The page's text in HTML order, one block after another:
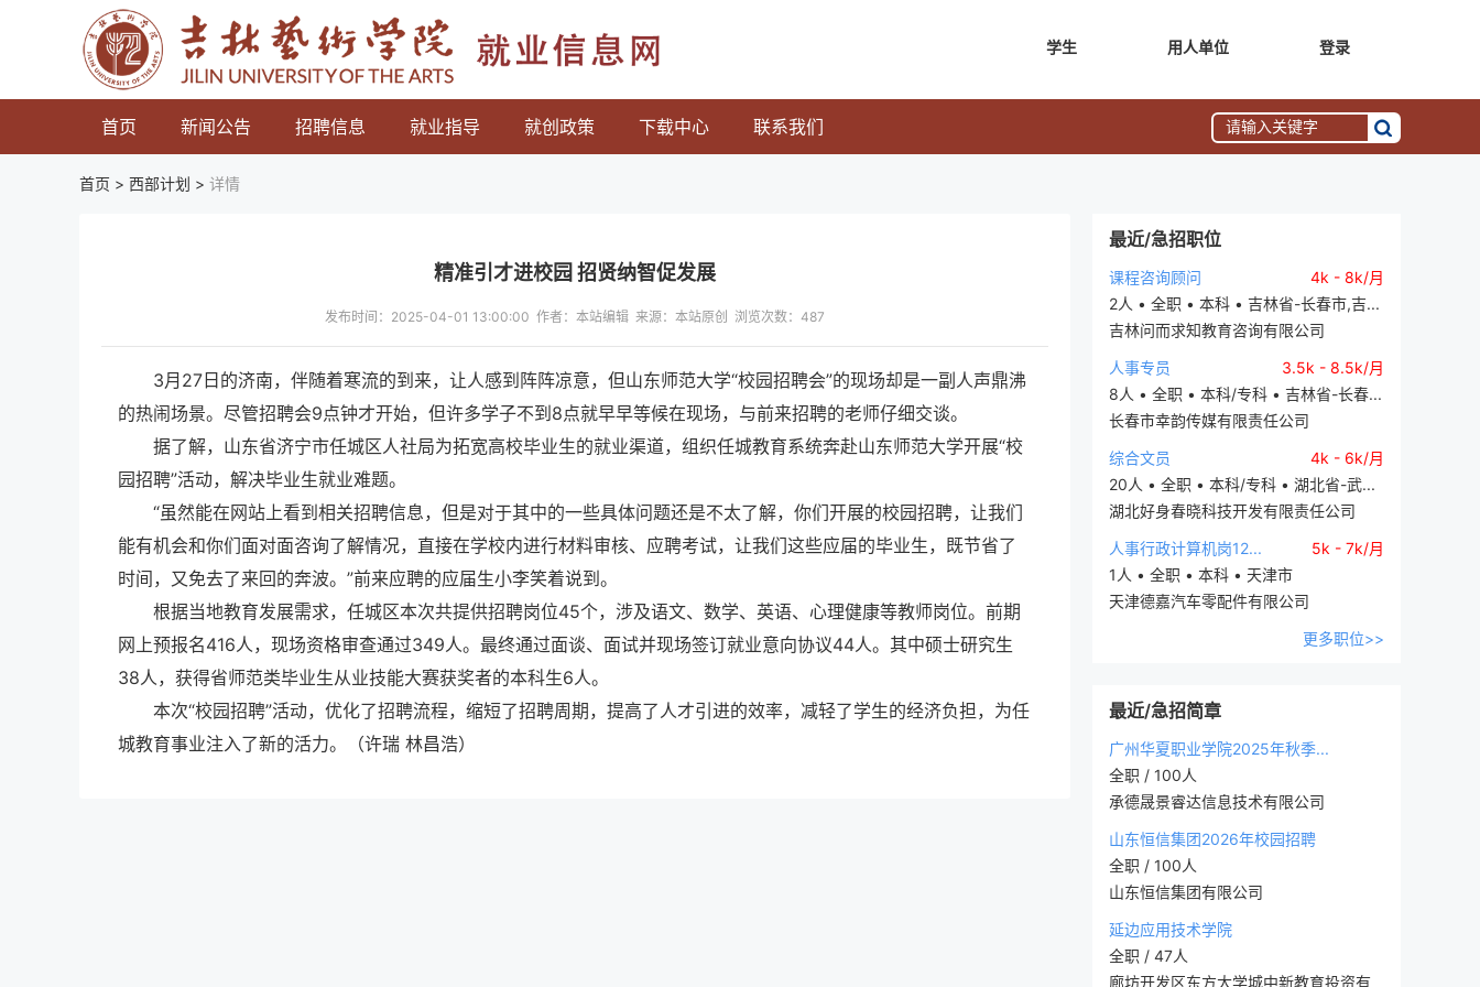
学生 用人单位 登录
首页 新闻公告 招聘信息 就业指导 就创政策 下载中心 联系我们
首页 > 西部计划 > 详情
最近/急招职位
课程咨询顾问
4k - 8k/月
2人 • 全职 • 本科 • 吉林省-长春市,吉...
吉林问而求知教育咨询有限公司
人事专员
3.5k - 8.5k/月
8人 • 全职 • 本科/专科 • 吉林省-长春...
长春市幸韵传媒有限责任公司
综合文员
4k - 6k/月
20人 • 全职 • 本科/专科 • 湖北省-武...
湖北好身春晓科技开发有限责任公司
人事行政计算机岗12...
5k - 7k/月
1人 • 全职 • 本科 • 天津市
天津德嘉汽车零配件有限公司
更多职位>>
最近/急招简章
广州华夏职业学院2025年秋季...
全职 / 100人
承德晟景睿达信息技术有限公司
山东恒信集团2026年校园招聘
全职 / 100人
山东恒信集团有限公司
延边应用技术学院
全职 / 47人
廊坊开发区东方大学城中新教育投资有
精准引才进校园 招贤纳智促发展
发布时间：2025-04-01 13:00:00 作者：本站编辑 来源：本站原创 浏览次数： 487
3月27日的济南，伴随着寒流的到来，让人感到阵阵凉意，但山东师范大学“校园招聘会”的现场却是一副人声鼎沸
的热闹场景。尽管招聘会9点钟才开始，但许多学子不到8点就早早等候在现场，与前来招聘的老师仔细交谈。
据了解，山东省济宁市任城区人社局为拓宽高校毕业生的就业渠道，组织任城教育系统奔赴山东师范大学开展“校
园招聘”活动，解决毕业生就业难题。
“虽然能在网站上看到相关招聘信息，但是对于其中的一些具体问题还是不太了解，你们开展的校园招聘，让我们
能有机会和你们面对面咨询了解情况，直接在学校内进行材料审核、应聘考试，让我们这些应届的毕业生，既节省了
时间，又免去了来回的奔波。”前来应聘的应届生小李笑着说到。
根据当地教育发展需求，任城区本次共提供招聘岗位45个，涉及语文、数学、英语、心理健康等教师岗位。前期
网上预报名416人，现场资格审查通过349人。最终通过面谈、面试并现场签订就业意向协议44人。其中硕士研究生
38人，获得省师范类毕业生从业技能大赛获奖者的本科生6人。
本次“校园招聘”活动，优化了招聘流程，缩短了招聘周期，提高了人才引进的效率，减轻了学生的经济负担，为任
城教育事业注入了新的活力。（许瑞 林昌浩）